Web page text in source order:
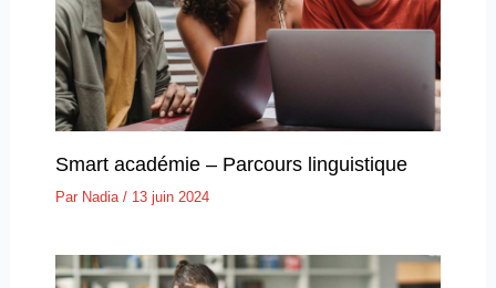
Smart académie – Parcours linguistique
Par Nadia / 13 juin 2024